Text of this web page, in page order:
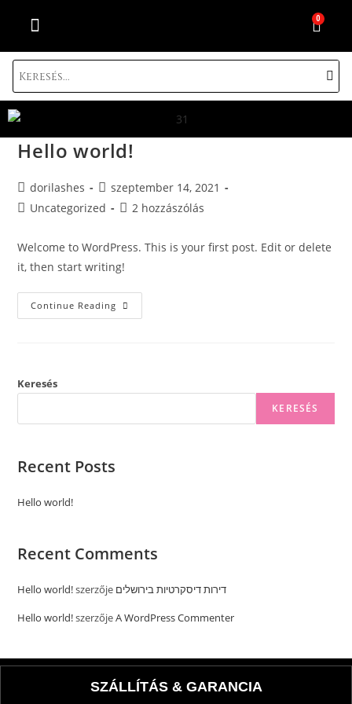
0
Hello world!
dorilashes
szeptember 14, 2021
Uncategorized
2 hozzászólás
Welcome to WordPress. This is your first post. Edit or delete
it, then start writing!
Continue Reading
Keresés
KERESÉS
Recent Posts
Hello world!
Recent Comments
Hello world!szerzője דירות דיסקרטיות בירושלים
Hello world!szerzőjeA WordPress Commenter
SZÁLLÍTÁS & GARANCIA